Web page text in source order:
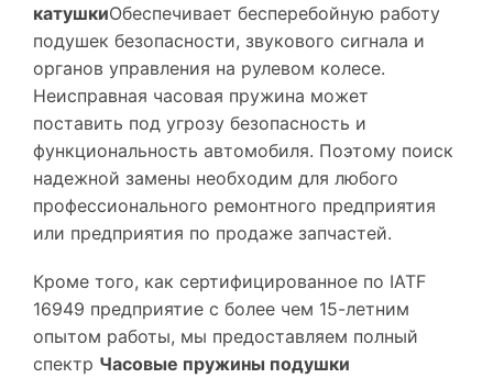
катушкиОбеспечивает бесперебойную работу
подушек безопасности, звукового сигнала и
органов управления на рулевом колесе.
Неисправная часовая пружина может
поставить под угрозу безопасность и
функциональность автомобиля. Поэтому поиск
надежной замены необходим для любого
профессионального ремонтного предприятия
или предприятия по продаже запчастей.
Кроме того, как сертифицированное по IATF
16949 предприятие с более чем 15-летним
опытом работы, мы предоставляем полный
спектр Часовые пружины подушки